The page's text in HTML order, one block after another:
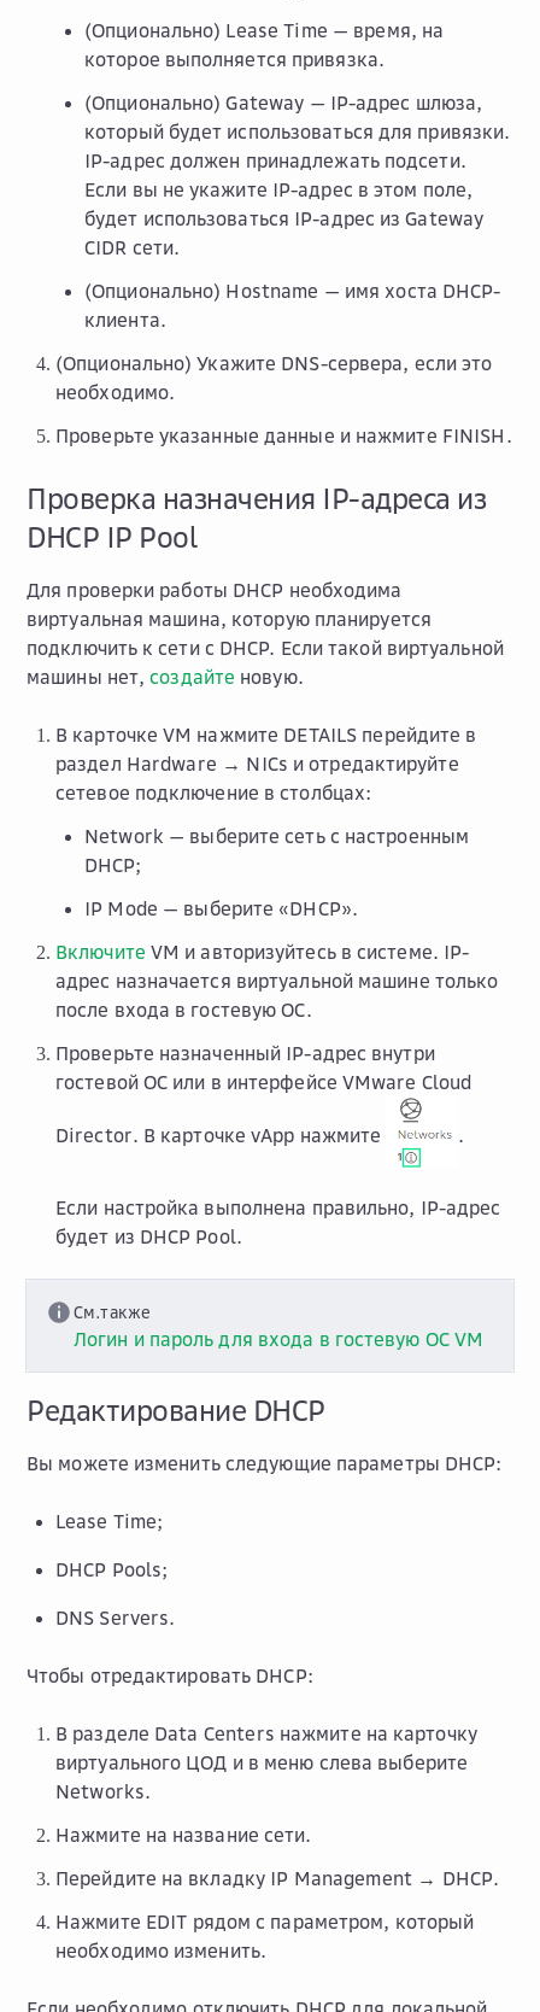
(Опционально) Lease Time — время, на
которое выполняется привязка.
(Опционально)Gateway — IP-адрес шлюза,
который будет использоваться для привязки.
IP-адрес должен принадлежать подсети.
Если вы не укажите IP-адрес в этом поле,
будет использоваться IP-адрес изGateway
CIDR сети.
(Опционально) Hostname — имя хоста DHCP-
клиента.
(Опционально) Укажите DNS-сервера, если это
необходимо.
Проверьте указанные данные и нажмите FINISH .
Проверка назначения IP-адреса из
DHCP IP Pool
Для проверки работы DHCP необходима
виртуальная машина, которую планируется
подключить к сети с DHCP. Если такой виртуальной
машины нет,создайте новую.
В карточке VM нажмите DETAILS перейдите в
раздел Hardware → NICs и отредактируйте
сетевое подключение в столбцах:
Network — выберите сеть с настроенным
DHCP;
IP Mode — выберите «DHCP».
Включите VM и авторизуйтесь в системе. IP-
адрес назначается виртуальной машине только
после входа в гостевую ОС.
Проверьте назначенный IP-адрес внутри
гостевой ОС или в интерфейсе VMware Cloud
Director. В карточке vApp нажмите .
Если настройка выполнена правильно, IP-адрес
будет из DHCP Pool.
См.также
Логин и пароль для входа в гостевую ОС VM
Редактирование DHCP
Вы можете изменить следующие параметры DHCP:
Lease Time;
DHCP Pools;
DNS Servers.
Чтобы отредактировать DHCP:
В разделе Data Centers нажмите на карточку
виртуального ЦОД и в меню слева выберите
Networks.
Нажмите на название сети.
Перейдите на вкладку IP Management → DHCP.
Нажмите EDIT рядом с параметром, который
необходимо изменить.